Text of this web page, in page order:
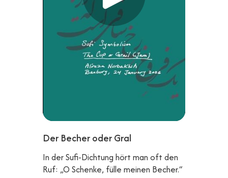
Der Becher oder Gral
In der Sufi-Dichtung hört man oft den
Ruf: „O Schenke, fülle meinen Becher.“